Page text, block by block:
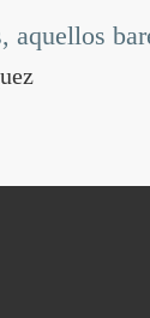
aquellos